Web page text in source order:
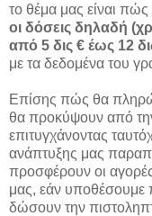
το θέμα μας είναι
οι δόσεις δηλαδή
από 5 δις € έως 12
με τα δεδομένα του
Επίσης πώς θα
θα προκύψουν από
επιτυγχάνοντας
ανάπτυξης μας
προσφέρουν οι αγορές
μας, εάν υποθέσουμε
δώσουν την